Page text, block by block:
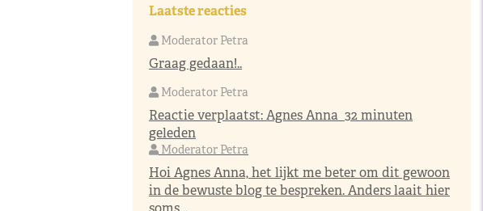
Laatste reacties
Moderator Petra
Graag gedaan!..
Moderator Petra
Reactie verplaatst:Agnes Anna 32 minuten
geleden
Moderator Petra
Hoi Agnes Anna, het lijkt me beter om dit gewoon
in de bewuste blog te bespreken. Anders laait hier